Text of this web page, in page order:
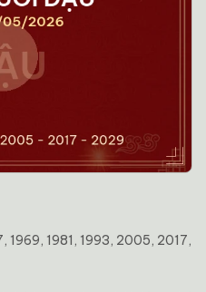
1969, 1981, 1993, 2005, 2017,